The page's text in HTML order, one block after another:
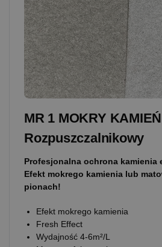
MR 1 MOKRY
Rozpuszczalnikowy
Profesjonalna ochrona kamienia
Efekt mokrego kamienia lub
pionach!
Efekt mokrego kamienia
Fresh Effect
Wydajność 4-6m²/L